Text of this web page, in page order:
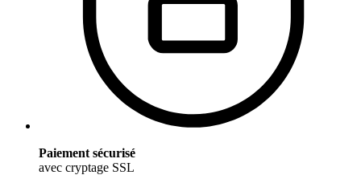
Paiement sécurisé
avec cryptage SSL